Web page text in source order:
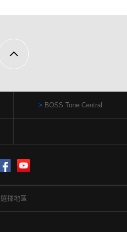
BOSS Tone Central
FacebookYouTube
選擇地區